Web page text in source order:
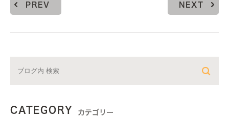
PREV NEXT
CATEGORY カテゴリー